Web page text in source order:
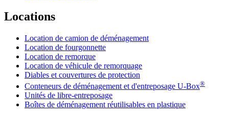
Locations
Location de camion de déménagement
Location de fourgonnette
Location de remorque
Location de véhicule de remorquage
Diables et couvertures de protection
Conteneurs de déménagement et d'entreposage U-Box®
Unités de libre-entreposage
Boîtes de déménagement réutilisables en plastique